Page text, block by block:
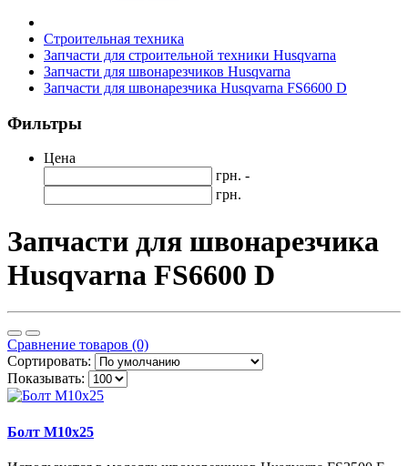
Строительная техника
Запчасти для строительной техники Husqvarna
Запчасти для швонарезчиков Husqvarna
Запчасти для швонарезчика Husqvarna FS6600 D
Фильтры
Цена
грн. -
грн.
Запчасти для швонарезчика
Husqvarna FS6600 D
Сравнение товаров (0)
Сортировать:
Показывать:
Болт М10х25